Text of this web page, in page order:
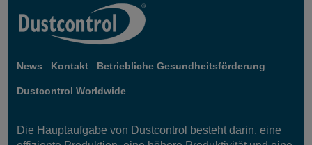
News Kontakt Betriebliche Gesundheitsförderung
Dustcontrol Worldwide
Die Hauptaufgabe von Dustcontrol besteht darin, eine